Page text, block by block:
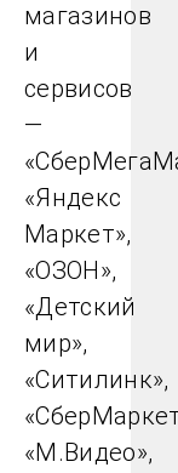
магазинов
и
сервисов
—
«Яндекс
Маркет»,
«ОЗОН»,
«Детский
мир»,
«Ситилинк»,
«М.Видео»,